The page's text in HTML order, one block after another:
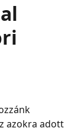
azokra adott